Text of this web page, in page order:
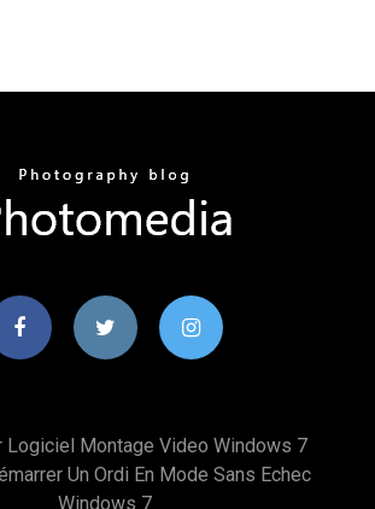
Logiciel Montage Video Windows 7
Un Ordi En Mode Sans Echec
Windows 7